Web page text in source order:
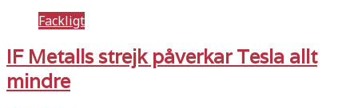
Fackligt
IF Metalls strejk påverkar Tesla allt
mindre